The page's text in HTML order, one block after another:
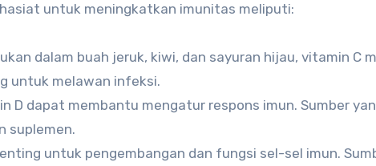
untuk meningkatkan imunitas meliputi:
dalam buah jeruk, kiwi, dan sayuran hijau, vitamin C
untuk melawan infeksi.
D dapat membantu mengatur respons imun. Sumber
suplemen.
untuk pengembangan dan fungsi sel-sel imun.